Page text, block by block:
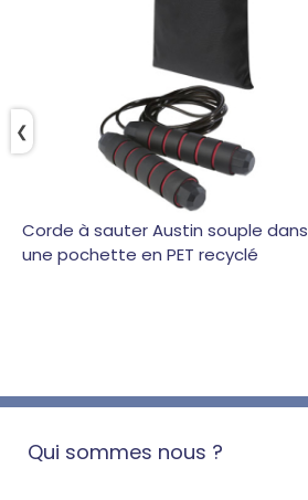
Corde à sauter Austin souple dans
une pochette en PET recyclé
❮
Qui sommes nous ?